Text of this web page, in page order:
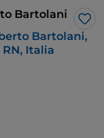
La prua
esplorazione e
un momento di
monumentale,
Bartolani
Bartolani,
Italia